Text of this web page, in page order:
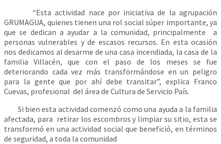
“Esta actividad nace por iniciativa de la agrupación
GRUMAGUA, quienes tienen una rol social súper importante, ya
que se dedican a ayudar a la comunidad, principalmente a
personas vulnerables y de escasos recursos. En esta ocasión
nos dedicamos al desarme de una casa incendiada, la casa de la
familia Villacén, que con el paso de los meses se fue
deteriorando cada vez más transformándose en un peligro
para la gente que por ahí debe transitar”, explica Franco
Cuevas, profesional del área de Cultura de Servicio País.
Si bien esta actividad comenzó como una ayuda a la familia
afectada, para retirar los escombros y limpiar su sitio, esta se
transformó en una actividad social que benefició, en términos
de seguridad, a toda la comunidad